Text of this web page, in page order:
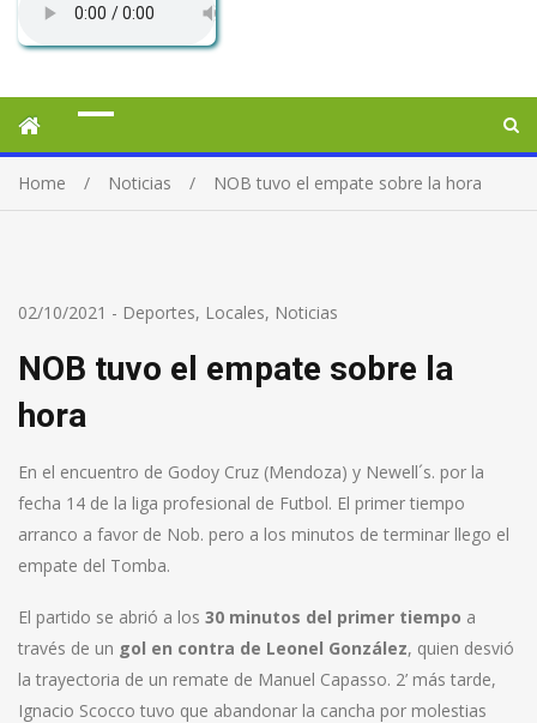
Home Noticias NOB tuvo el empate sobre la hora
02/10/2021 - Deportes, Locales, Noticias
NOB tuvo el empate sobre la
hora
En el encuentro de Godoy Cruz (Mendoza) y Newell´s. por la
fecha 14 de la liga profesional de Futbol. El primer tiempo
arranco a favor de Nob. pero a los minutos de terminar llego el
empate del Tomba.
El partido se abrió a los 30 minutos del primer tiempo a
través de un gol en contra de Leonel González, quien desvió
la trayectoria de un remate de Manuel Capasso. 2’ más tarde,
Ignacio Scocco tuvo que abandonar la cancha por molestias